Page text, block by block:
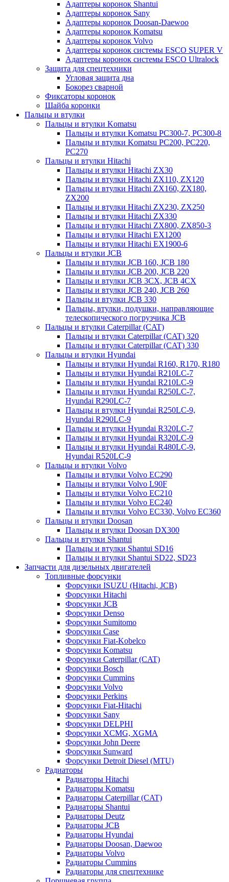
Адаптеры коронок Shantui
Адаптеры коронок Sany
Адаптеры коронок Doosan-Daewoo
Адаптеры коронок Komatsu
Адаптеры коронок Volvo
Адаптеры коронок системы ESCO SUPER V
Адаптеры коронок системы ESCO Ultralock
Защита для спецтехники
Угловая защита дна
Бокорез сварной
Фиксаторы коронок
Шайба коронки
Пальцы и втулки
Пальцы и втулки Komatsu
Пальцы и втулки Komatsu PC300-7, PC300-8
Пальцы и втулки Komatsu PC200, PC220,
PC270
Пальцы и втулки Hitachi
Пальцы и втулки Hitachi ZX30
Пальцы и втулки Hitachi ZX110, ZX120
Пальцы и втулки Hitachi ZX160, ZX180,
ZX200
Пальцы и втулки Hitachi ZX230, ZX250
Пальцы и втулки Hitachi ZX330
Пальцы и втулки Hitachi ZX800, ZX850-3
Пальцы и втулки Hitachi EX1200
Пальцы и втулки Hitachi EX1900-6
Пальцы и втулки JCB
Пальцы и втулки JCB 160, JCB 180
Пальцы и втулки JCB 200, JCB 220
Пальцы и втулки JCB 3CX, JCB 4CX
Пальцы и втулки JCB 240, JCB 260
Пальцы и втулки JCB 330
Пальцы, втулки, подушки, направляющие
телескопического погрузчика JCB
Пальцы и втулки Caterpillar (CAT)
Пальцы и втулки Caterpillar (CAT) 320
Пальцы и втулки Caterpillar (CAT) 330
Пальцы и втулки Hyundai
Пальцы и втулки Hyundai R160, R170, R180
Пальцы и втулки Hyundai R210LC-7
Пальцы и втулки Hyundai R210LC-9
Пальцы и втулки Hyundai R250LC-7,
Hyundai R290LC-7
Пальцы и втулки Hyundai R250LC-9,
Hyundai R290LC-9
Пальцы и втулки Hyundai R320LC-7
Пальцы и втулки Hyundai R320LC-9
Пальцы и втулки Hyundai R480LC-9,
Hyundai R520LC-9
Пальцы и втулки Volvo
Пальцы и втулки Volvo EC290
Пальцы и втулки Volvo L90F
Пальцы и втулки Volvo EC210
Пальцы и втулки Volvo EC240
Пальцы и втулки Volvo EC330, Volvo EC360
Пальцы и втулки Doosan
Пальцы и втулки Doosan DX300
Пальцы и втулки Shantui
Пальцы и втулки Shantui SD16
Пальцы и втулки Shantui SD22, SD23
Запчасти для дизельных двигателей
Топливные форсунки
Форсунки ISUZU (Hitachi, JCB)
Форсунки Hitachi
Форсунки JCB
Форсунки Denso
Форсунки Sumitomo
Форсунки Case
Форсунки Fiat-Kobelco
Форсунки Komatsu
Форсунки Caterpillar (CAT)
Форсунки Bosch
Форсунки Cummins
Форсунки Volvo
Форсунки Perkins
Форсунки Fiat-Hitachi
Форсунки Sany
Форсунки DELPHI
Форсунки XCMG, XGMA
Форсунки John Deere
Форсунки Sunward
Форсунки Detroit Diesel (MTU)
Радиаторы
Радиаторы Hitachi
Радиаторы Komatsu
Радиаторы Caterpillar (CAT)
Радиаторы Shantui
Радиаторы Deutz
Радиаторы JCB
Радиаторы Hyundai
Радиаторы Doosan, Daewoo
Радиаторы Volvo
Радиаторы Cummins
Радиаторы для спецтехнике